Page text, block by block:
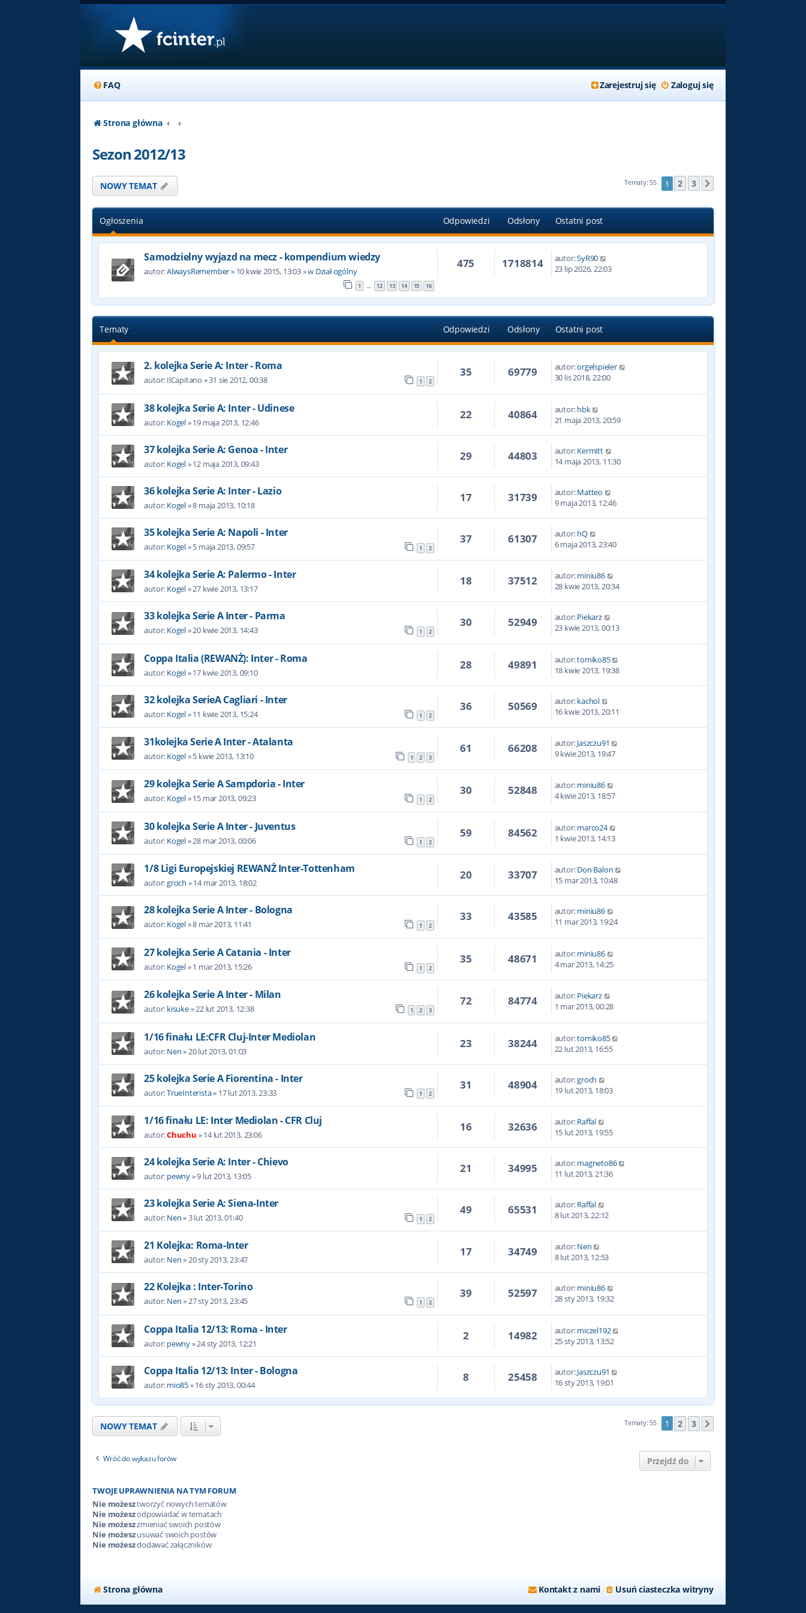
FAQ Zaloguj się
Zarejestruj się
Strona główna
Sezon 2012/13
NOWY TEMAT Tematy: 55 1 2 3
Ogłoszenia Odpowiedzi Odsłony Ostatni post
Samodzielny wyjazd na mecz - kompendium wiedzy
autor:AlwaysRemember» 10 kwie 2015, 13:03» w Dział ogólny
1 … 12 13 14 15 16
475 1718814 autor:SyR90
23 lip 2026, 22:03
Tematy Odpowiedzi Odsłony Ostatni post
2. kolejka Serie A: Inter - Roma
autor: IlCapitano »31 sie 2012, 00:38 1 2
35 69779 autor:orgelspieler
30 lis 2018, 22:00
38 kolejka Serie A: Inter - Udinese
autor: Kogel»19 maja 2013, 12:46
22 40864 autor:hbk
21 maja 2013, 20:59
37 kolejka Serie A: Genoa - Inter
autor: Kogel»12 maja 2013, 09:43
29 44803 autor:Kermitt
14 maja 2013, 11:30
36 kolejka Serie A: Inter - Lazio
autor: Kogel»8 maja 2013, 10:18
17 31739 autor:Matteo
9 maja 2013, 12:46
35 kolejka Serie A: Napoli - Inter
autor: Kogel»5 maja 2013, 09:57 1 2
37 61307 autor:hQ
6 maja 2013, 23:40
34 kolejka Serie A: Palermo - Inter
autor: Kogel»27 kwie 2013, 13:17
18 37512 autor:miniu86
28 kwie 2013, 20:34
33 kolejka Serie A Inter - Parma
autor: Kogel»20 kwie 2013, 14:43 1 2
30 52949 autor:Piekarz
23 kwie 2013, 00:13
Coppa Italia (REWANŻ): Inter - Roma
autor: Kogel»17 kwie 2013, 09:10
28 49891 autor:tomiko85
18 kwie 2013, 19:38
32 kolejka SerieA Cagliari - Inter
autor: Kogel»11 kwie 2013, 15:24 1 2
36 50569 autor:kachol
16 kwie 2013, 20:11
31kolejka Serie A Inter - Atalanta
autor: Kogel»5 kwie 2013, 13:10 1 2 3
61 66208 autor:Jaszczu91
9 kwie 2013, 19:47
29 kolejka Serie A Sampdoria - Inter
autor: Kogel»15 mar 2013, 09:23 1 2
30 52848 autor:miniu86
4 kwie 2013, 18:57
30 kolejka Serie A Inter - Juventus
autor: Kogel»28 mar 2013, 00:06 1 2
59 84562 autor:marco24
1 kwie 2013, 14:13
1/8 Ligi Europejskiej REWANŻ Inter-Tottenham
autor:groch »14 mar 2013, 18:02
20 33707 autor:Don Balon
15 mar 2013, 10:48
28 kolejka Serie A Inter - Bologna
autor: Kogel»8 mar 2013, 11:41 1 2
33 43585 autor:miniu86
11 mar 2013, 19:24
27 kolejka Serie A Catania - Inter
autor: Kogel»1 mar 2013, 15:26 1 2
35 48671 autor:miniu86
4 mar 2013, 14:25
26 kolejka Serie A Inter - Milan
autor: kisuke»22 lut 2013, 12:38 1 2 3
72 84774 autor:Piekarz
1 mar 2013, 00:28
1/16 finału LE:CFR Cluj-Inter Mediolan
autor: Nen» 20 lut 2013, 01:03
23 38244 autor:tomiko85
22 lut 2013, 16:55
25 kolejka Serie A Fiorentina - Inter
autor:TrueInterista» 17 lut 2013, 23:33 1 2
31 48904 autor:groch
19 lut 2013, 18:03
1/16 finału LE: Inter Mediolan - CFR Cluj
autor:Chuchu »14 lut 2013, 23:06
16 32636 autor:Raffal
15 lut 2013, 19:55
24 kolejka Serie A: Inter - Chievo
autor: pewny»9 lut 2013, 13:05
21 34995 autor:magneto86
11 lut 2013, 21:36
23 kolejka Serie A: Siena-Inter
autor: Nen»3 lut 2013, 01:40 1 2
49 65531 autor:Raffal
8 lut 2013, 22:12
21 Kolejka: Roma-Inter
autor: Nen»20 sty 2013, 23:47
17 34749 autor:Nen
8 lut 2013, 12:53
22 Kolejka : Inter-Torino
autor: Nen»27 sty 2013, 23:45 1 2
39 52597 autor:miniu86
28 sty 2013, 19:32
Coppa Italia 12/13: Roma - Inter
autor: pewny»24 sty 2013, 12:21
2 14982 autor:miczel192
25 sty 2013, 13:52
Coppa Italia 12/13: Inter - Bologna
autor: mio85»16 sty 2013, 00:44
8 25458 autor:Jaszczu91
16 sty 2013, 19:01
NOWY TEMAT Tematy: 55 1 2 3
Wróć do wykazu forów Przejdź do
TWOJE UPRAWNIENIA NA TYM FORUM
Nie możesztworzyć nowych tematów
Nie możeszodpowiadać w tematach
Nie możeszzmieniać swoich postów
Nie możeszusuwać swoich postów
Nie możeszdodawać załączników
Strona główna Usuń ciasteczka witryny
Kontakt z nami